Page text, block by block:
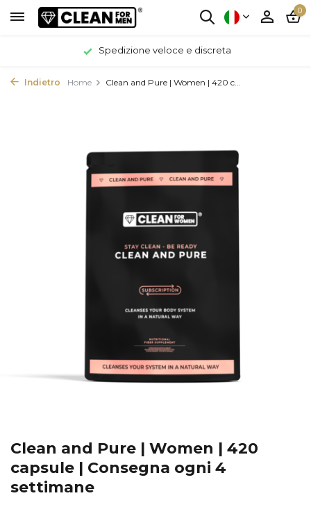
0
Spedizione veloce e discreta
Indietro Home Clean and Pure | Women | 420 c...
Clean and Pure | Women | 420
capsule | Consegna ogni 4
settimane